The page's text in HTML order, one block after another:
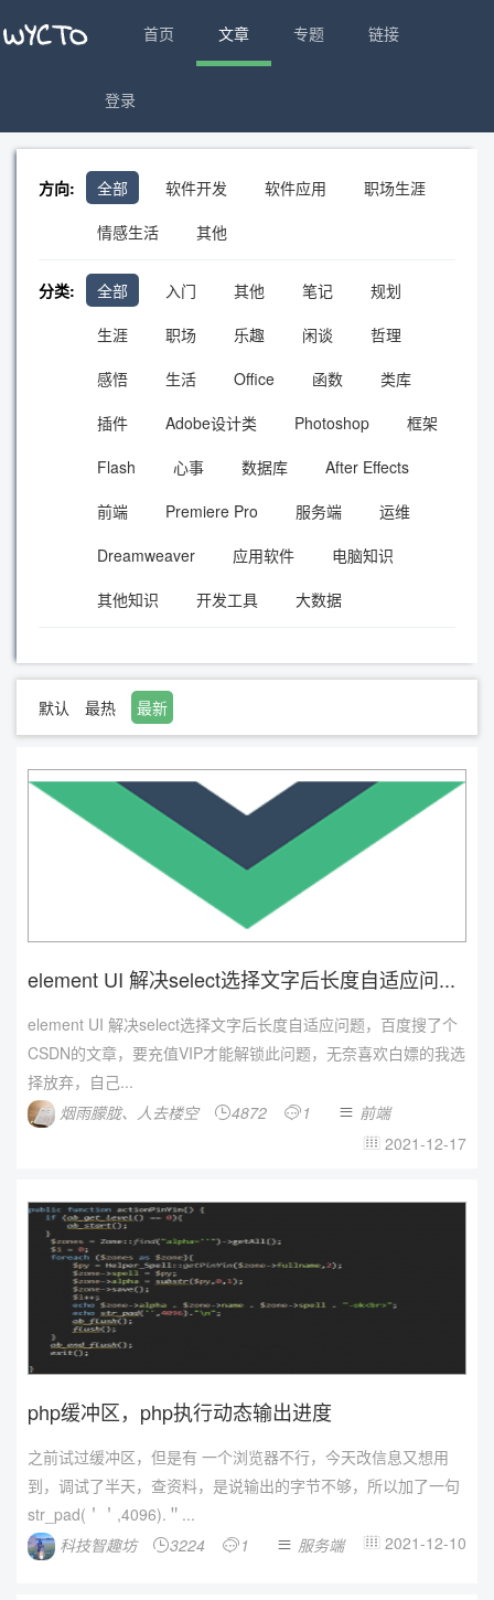
首页 文章 专题 链接
登录
方向: 全部 软件开发 软件应用
职场生涯
情感生活
其他
分类: 全部 入门 其他 笔记
规划
生涯
职场 乐趣 闲谈
哲理
感悟
生活 Office 函数
类库
插件
Adobe设计类 Photoshop
框架
Flash
心事 数据库
After Effects
前端
Premiere Pro 服务端
运维
Dreamweaver
应用软件
电脑知识
其他知识
开发工具 大数据
默认 最热 最新
element UI 解决select选择文字后长度自适应问...
element UI 解决select选择文字后长度自适应问题，百度搜了个
CSDN的文章，要充值VIP才能解锁此问题，无奈喜欢白嫖的我选
择放弃，自己...
烟雨朦胧、人去楼空
4872 1  前端
 2021-12-17
php缓冲区，php执行动态输出进度
之前试过缓冲区，但是有 一个浏览器不行，今天改信息又想用
到，调试了半天，查资料，是说输出的字节不够，所以加了一句
str_pad(＇＇,4096).＂...
科技智趣坊
3224 1  服务端  2021-12-10